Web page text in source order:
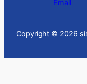
Email
Copyright © 2026